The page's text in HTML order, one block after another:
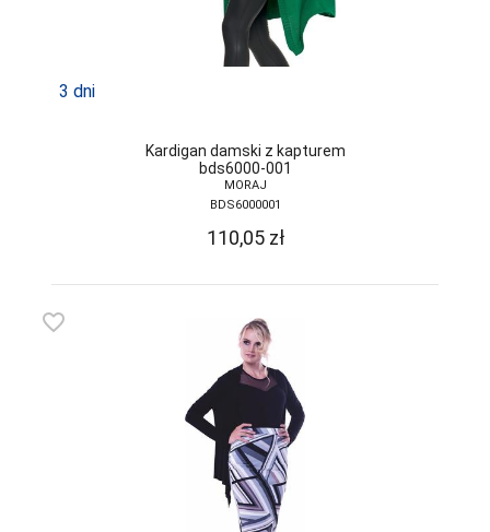
GRAWEX
GUCIO
HENDERSON
INEZ
INTENSO
IRALL
ITALIAN
FASHION
JAGODA
JARPOL
JULIMEX
3 dni
Kardigan damski z kapturem
bds6000-001
MORAJ
BDS6000001
110,05 zł
favorite_border